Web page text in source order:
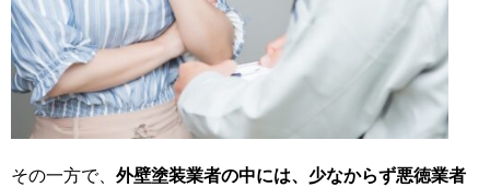
その一方で、 外壁塗装業者の中には、少なからず悪徳業者